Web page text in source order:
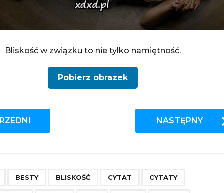
Bliskość w związku to nie tylko namiętność.
Pobierz obrazek
NASTĘPNY
BESTY BLISKOŚĆ CYTAT CYTATY